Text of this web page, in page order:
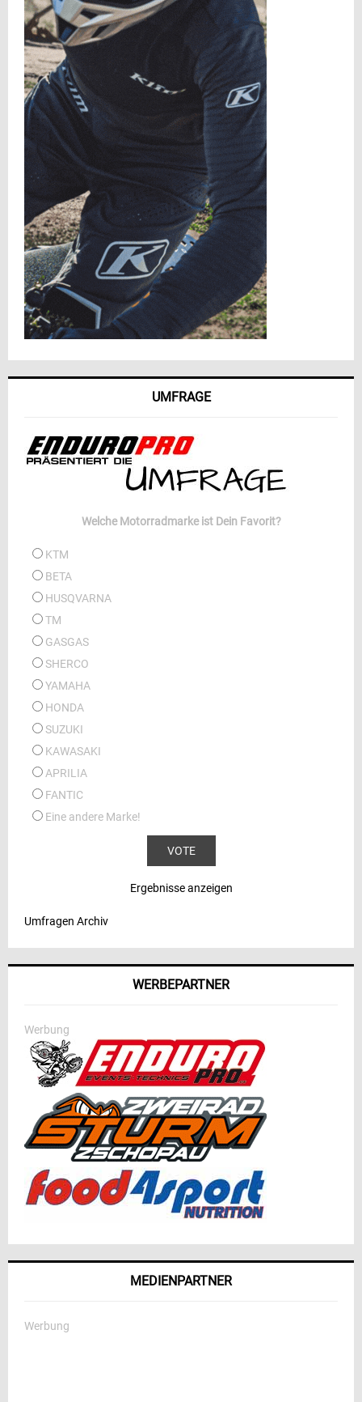
UMFRAGE
Welche Motorradmarke ist Dein Favorit?
KTM
BETA
HUSQVARNA
TM
GASGAS
SHERCO
YAMAHA
HONDA
SUZUKI
KAWASAKI
APRILIA
FANTIC
Eine andere Marke!
Ergebnisse anzeigen
Umfragen Archiv
WERBEPARTNER
Werbung
MEDIENPARTNER
Werbung